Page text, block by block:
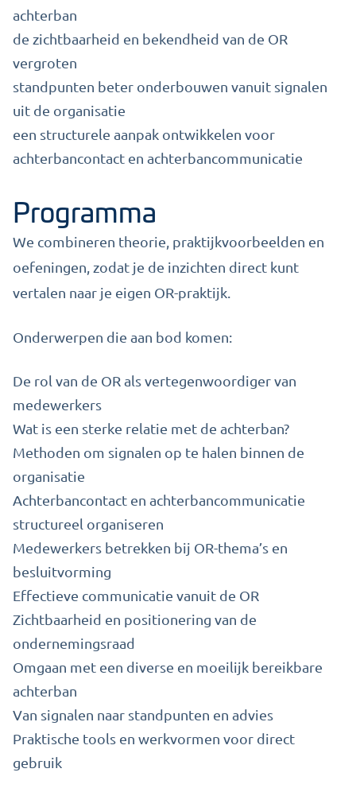
achterban
de zichtbaarheid en bekendheid van de OR
vergroten
standpunten beter onderbouwen vanuit signalen
uit de organisatie
een structurele aanpak ontwikkelen voor
achterbancontact en achterbancommunicatie
Programma
We combineren theorie, praktijkvoorbeelden en
oefeningen, zodat je de inzichten direct kunt
vertalen naar je eigen OR-praktijk.
Onderwerpen die aan bod komen:
De rol van de OR als vertegenwoordiger van
medewerkers
Wat is een sterke relatie met de achterban?
Methoden om signalen op te halen binnen de
organisatie
Achterbancontact en achterbancommunicatie
structureel organiseren
Medewerkers betrekken bij OR-thema’s en
besluitvorming
Effectieve communicatie vanuit de OR
Zichtbaarheid en positionering van de
ondernemingsraad
Omgaan met een diverse en moeilijk bereikbare
achterban
Van signalen naar standpunten en advies
Praktische tools en werkvormen voor direct
gebruik